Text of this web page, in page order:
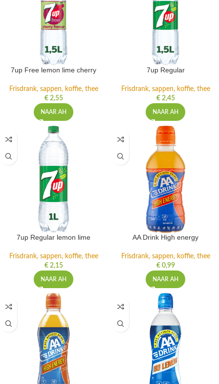
7up Free lemon lime cherry
Frisdrank, sappen, koffie, thee
€2,55
NAAR AH
7up Regular
Frisdrank, sappen, koffie, thee
€2,45
NAAR AH
7up Regular lemon lime
Frisdrank, sappen, koffie, thee
€2,15
NAAR AH
AA Drink High energy
Frisdrank, sappen, koffie, thee
€0,99
NAAR AH